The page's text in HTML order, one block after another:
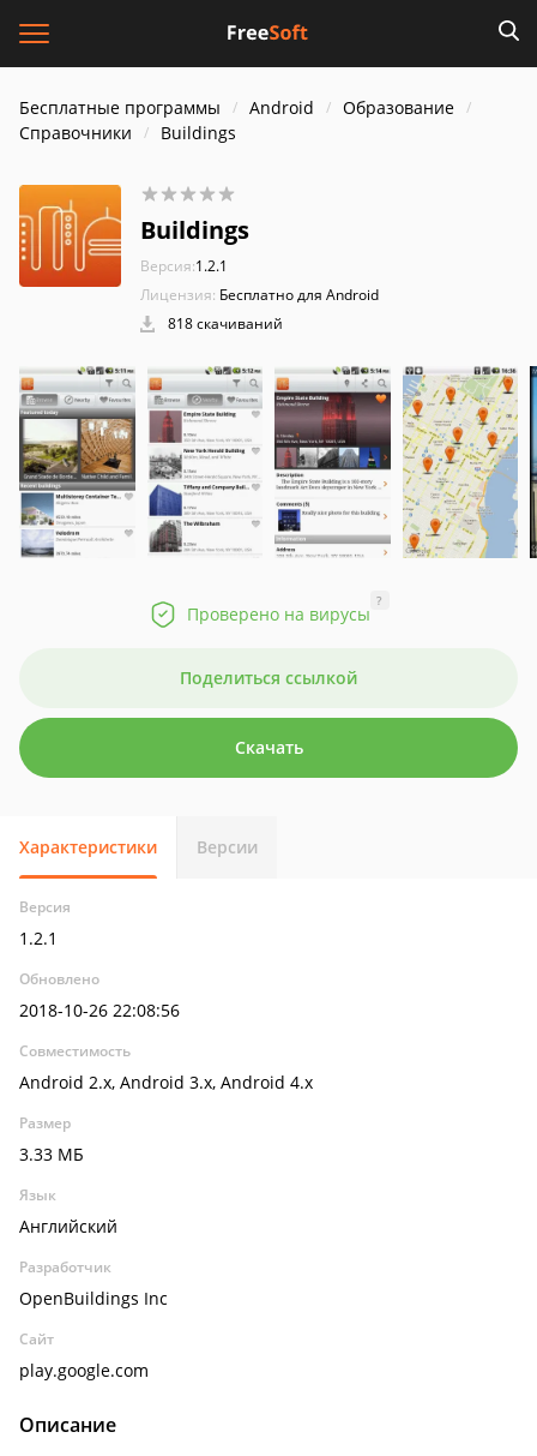
Бесплатные программы Android
Образование
Справочники
Buildings
Buildings
Версия:1.2.1
Лицензия: Бесплатно для Android
818 скачиваний
Проверено на вирусы
?
Поделиться ссылкой
Скачать
Характеристики Версии
Версия
1.2.1
Обновлено
2018-10-26 22:08:56
Совместимость
Android 2.x, Android 3.x, Android 4.x
Размер
3.33 МБ
Язык
Английский
Разработчик
OpenBuildings Inc
Сайт
play.google.com
Описание